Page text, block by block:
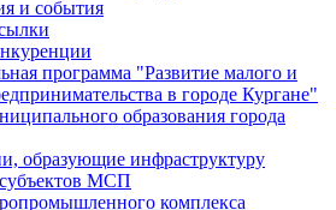
и события
программа "Развитие малого и
в городе Кургане"
образования города
образующие инфраструктуру
МСП
комплекса